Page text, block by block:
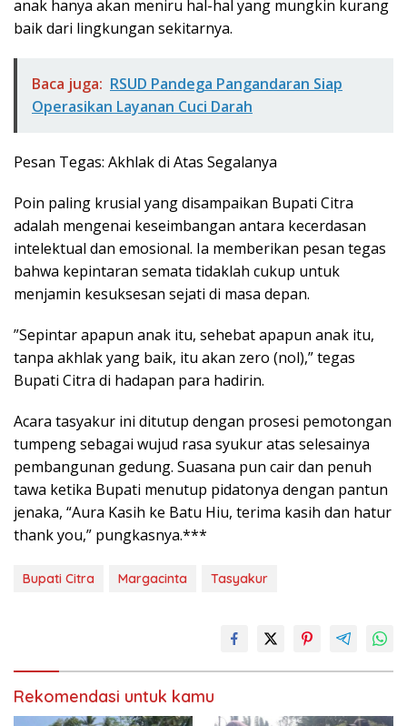
anak hanya akan meniru hal-hal yang mungkin kurang
baik dari lingkungan sekitarnya.
Baca juga: RSUD Pandega Pangandaran Siap
Operasikan Layanan Cuci Darah
​Pesan Tegas: Akhlak di Atas Segalanya
​Poin paling krusial yang disampaikan Bupati Citra
adalah mengenai keseimbangan antara kecerdasan
intelektual dan emosional. Ia memberikan pesan tegas
bahwa kepintaran semata tidaklah cukup untuk
menjamin kesuksesan sejati di masa depan.
”Sepintar apapun anak itu, sehebat apapun anak itu,
tanpa akhlak yang baik, itu akan zero (nol),” tegas
Bupati Citra di hadapan para hadirin.
​Acara tasyakur ini ditutup dengan prosesi pemotongan
tumpeng sebagai wujud rasa syukur atas selesainya
pembangunan gedung. Suasana pun cair dan penuh
tawa ketika Bupati menutup pidatonya dengan pantun
jenaka, “Aura Kasih ke Batu Hiu, terima kasih dan hatur
thank you,” pungkasnya.***
Bupati Citra Margacinta Tasyakur
Rekomendasi untuk kamu